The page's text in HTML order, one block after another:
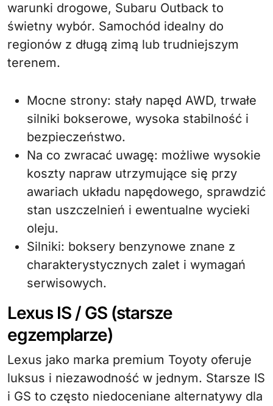
warunki drogowe, Subaru Outback to
świetny wybór. Samochód idealny do
regionów z długą zimą lub trudniejszym
terenem.
Mocne strony: stały napęd AWD, trwałe
silniki bokserowe, wysoka stabilność i
bezpieczeństwo.
Na co zwracać uwagę: możliwe wysokie
koszty napraw utrzymujące się przy
awariach układu napędowego, sprawdzić
stan uszczelnień i ewentualne wycieki
oleju.
Silniki: boksery benzynowe znane z
charakterystycznych zalet i wymagań
serwisowych.
Lexus IS / GS (starsze
egzemplarze)
Lexus jako marka premium Toyoty oferuje
luksus i niezawodność w jednym. Starsze IS
i GS to często niedoceniane alternatywy dla